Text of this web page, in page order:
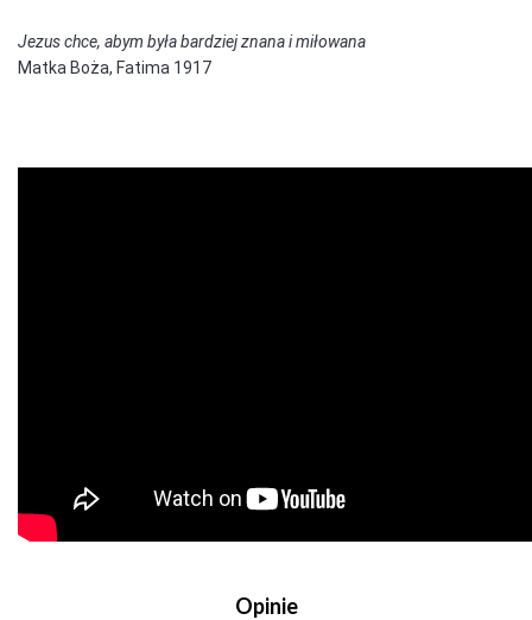
Jezus chce, abym była bardziej znana i miłowana
Matka Boża, Fatima 1917
Opinie